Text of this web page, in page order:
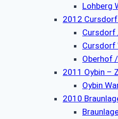
Lohberg
2012
Cursdorf
Cursdorf
Oberhof
2011 Oybin –
Oybin
2010